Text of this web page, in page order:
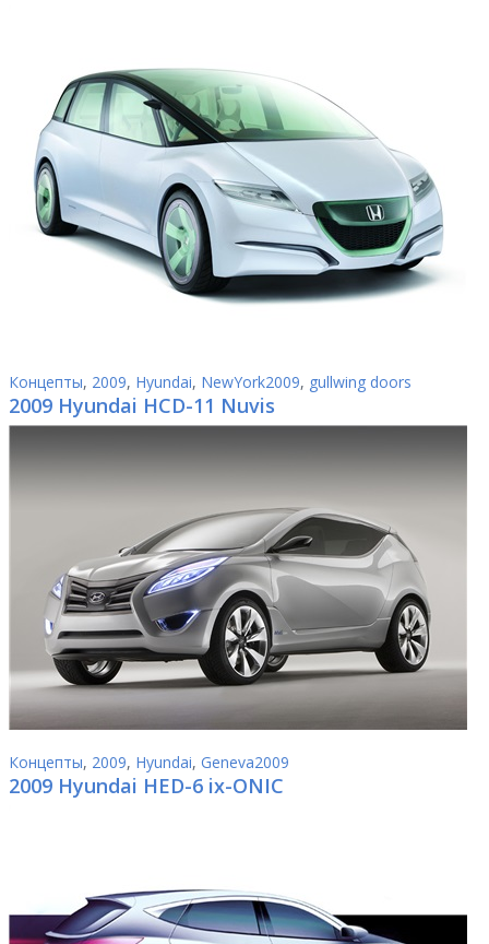
Концепты, 2009, Hyundai, NewYork2009, gullwing doors
2009 Hyundai HCD-11 Nuvis
Концепты, 2009, Hyundai, Geneva2009
2009 Hyundai HED-6 ix-ONIC